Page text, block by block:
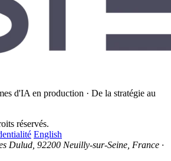
d'IA en production · De la stratégie au
réservés.
English
Dulud, 92200 Neuilly-sur-Seine, France ·